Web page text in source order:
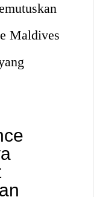
Maldives